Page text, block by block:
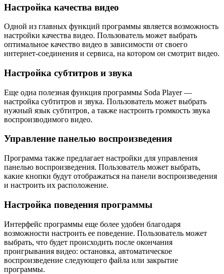
Настройка качества видео
Одной из главных функций программы является возможность
настройки качества видео. Пользователь может выбрать
оптимальное качество видео в зависимости от своего
интернет-соединения и сервиса, на котором он смотрит видео.
Настройка субтитров и звука
Еще одна полезная функция программы Soda Player —
настройка субтитров и звука. Пользователь может выбрать
нужный язык субтитров, а также настроить громкость звука
воспроизводимого видео.
Управление панелью воспроизведения
Программа также предлагает настройки для управления
панелью воспроизведения. Пользователь может выбрать,
какие кнопки будут отображаться на панели воспроизведения
и настроить их расположение.
Настройка поведения программы
Интерфейс программы еще более удобен благодаря
возможности настроить ее поведение. Пользователь может
выбрать, что будет происходить после окончания
проигрывания видео: остановка, автоматическое
воспроизведение следующего файла или закрытие
программы.